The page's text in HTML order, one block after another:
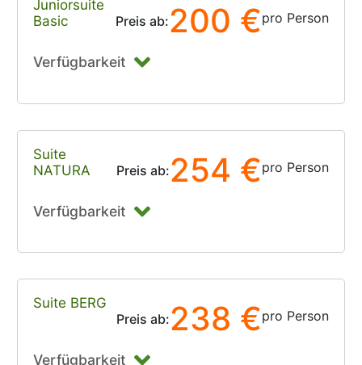
Juniorsuite
Basic
Preis ab:200 €pro Person
Verfügbarkeit
Suite
NATURA
Preis ab:254 €pro Person
Verfügbarkeit
Suite BERG
Preis ab:238 €pro Person
Verfügbarkeit